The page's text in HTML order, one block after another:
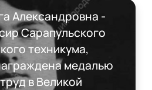
Александровна -
Сарапульского
техникума,
медалью
в Великой